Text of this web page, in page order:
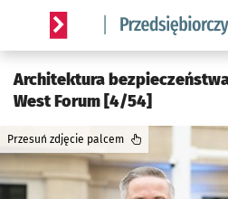
Serwis informacyjny
Architektura
West Forum [4/54]
Przesuń zdjęcie palcem